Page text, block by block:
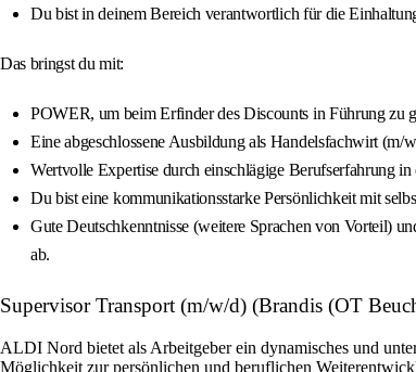
Du bist in deinem Bereich verantwortlich für die
Das bringst du mit:
POWER, um beim Erfinder des Discounts in Führung zu
Eine abgeschlossene Ausbildung als Handelsfachwirt
Wertvolle Expertise durch einschlägige Berufserfahrung
Du bist eine kommunikationsstarke Persönlichkeit mit
Gute Deutschkenntnisse (weitere Sprachen von Vorteil)
ab.
Supervisor Transport (m/w/d) (Brandis (OT
ALDI Nord bietet als Arbeitgeber ein dynamisches und
Möglichkeit zur persönlichen und beruflichen